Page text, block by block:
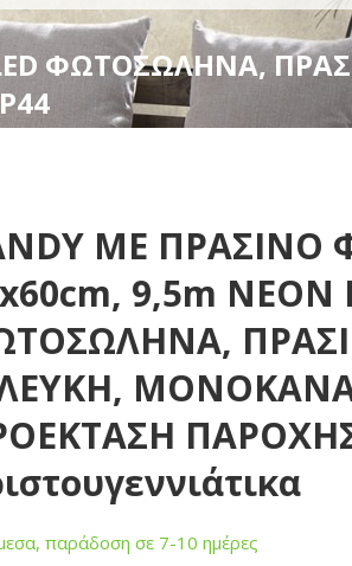
& ΛΕΥΚΗ, ΜΟΝΟΚΑΝΑΛΗ,
ΦΩΤΟΣΩΛΗΝΑ,
ΜΕ ΠΡΑΣΙΝΟ
9,5m ΝΕΟΝ
παράδοση σε 7-10 ημέρες